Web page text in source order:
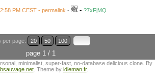
PM CEST - permalink - - ?7xFjMQ
per page: 20 50 100
page 1 / 1
minimalist, super-fast, no-database delicious clone. By
. Theme by idleman.fr.